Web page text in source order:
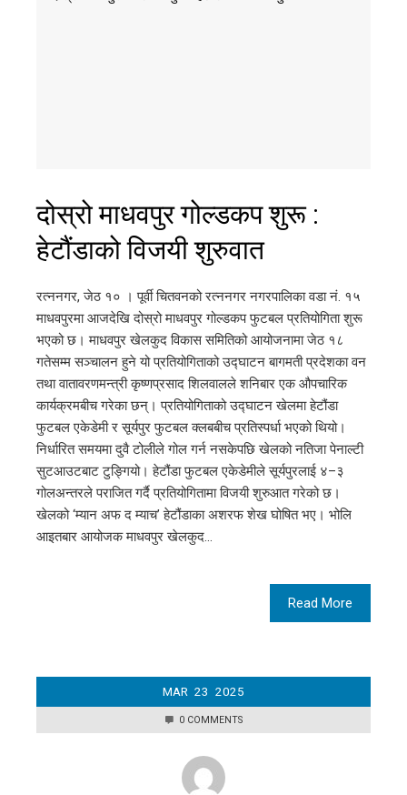
दोस्रो माधवपुर गोल्डकप शुरू :
हेटौंडाको विजयी शुरुवात
रत्ननगर, जेठ १० । पूर्वी चितवनको रत्ननगर नगरपालिका वडा नं. १५
माधवपुरमा आजदेखि दोस्रो माधवपुर गोल्डकप फुटबल प्रतियोगिता शुरू
भएको छ। माधवपुर खेलकुद विकास समितिको आयोजनामा जेठ १८
गतेसम्म सञ्चालन हुने यो प्रतियोगिताको उद्घाटन बागमती प्रदेशका वन
तथा वातावरणमन्त्री कृष्णप्रसाद शिलवालले शनिबार एक औपचारिक
कार्यक्रमबीच गरेका छन्। प्रतियोगिताको उद्घाटन खेलमा हेटौंडा
फुटबल एकेडेमी र सूर्यपुर फुटबल क्लबबीच प्रतिस्पर्धा भएको थियो।
निर्धारित समयमा दुवै टोलीले गोल गर्न नसकेपछि खेलको नतिजा पेनाल्टी
सुटआउटबाट टुङ्गियो। हेटौंडा फुटबल एकेडेमीले सूर्यपुरलाई ४–३
गोलअन्तरले पराजित गर्दै प्रतियोगितामा विजयी शुरुआत गरेको छ।
खेलको ‘म्यान अफ द म्याच’ हेटौंडाका अशरफ शेख घोषित भए। भोलि
आइतबार आयोजक माधवपुर खेलकुद…
Read More
MAR 23 2025
0 COMMENTS